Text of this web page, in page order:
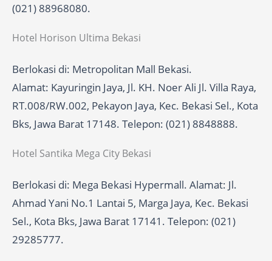
(021) 88968080.
Hotel Horison Ultima Bekasi
Berlokasi di: Metropolitan Mall Bekasi.
Alamat: Kayuringin Jaya, Jl. KH. Noer Ali Jl. Villa Raya,
RT.008/RW.002, Pekayon Jaya, Kec. Bekasi Sel., Kota
Bks, Jawa Barat 17148. Telepon: (021) 8848888.
Hotel Santika Mega City Bekasi
Berlokasi di: Mega Bekasi Hypermall. Alamat: Jl.
Ahmad Yani No.1 Lantai 5, Marga Jaya, Kec. Bekasi
Sel., Kota Bks, Jawa Barat 17141. Telepon: (021)
29285777.